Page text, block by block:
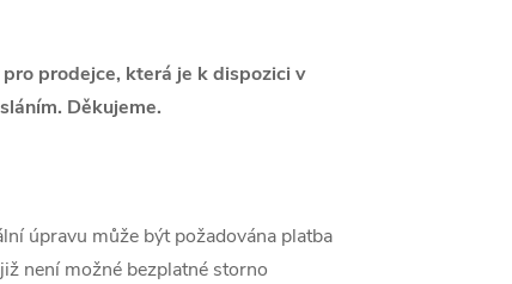
prodejce, která je k dispozici v
Děkujeme.
úpravu může být požadována platba
není možné bezplatné storno